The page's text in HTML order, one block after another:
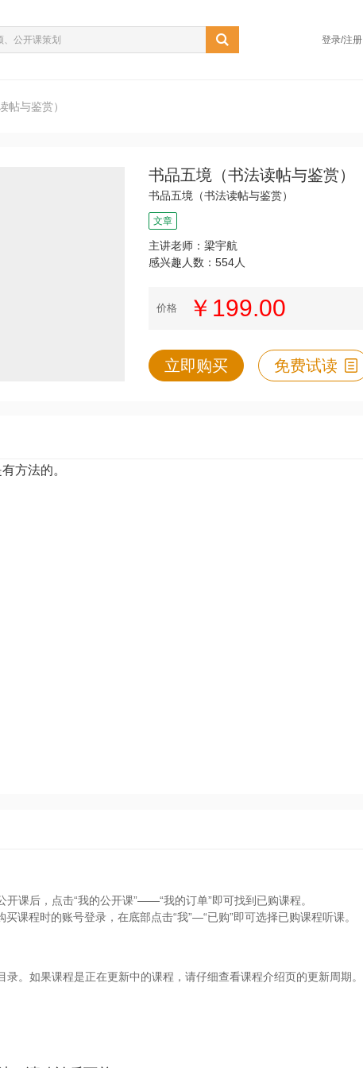
登录/注册
帖与鉴赏）
书品五境（书法读帖与鉴赏）
书品五境（书法读帖与鉴赏）
文章
主讲老师：梁宇航
感兴趣人数：554人
价格 ￥199.00
立即购买 免费试读
方法的。
课后，点击“我的公开课”——“我的订单”即可找到已购课程。
课程时的账号登录，在底部点击“我”—“已购”即可选择已购课程听课。
。如果课程是正在更新中的课程，请仔细查看课程介绍页的更新周期。